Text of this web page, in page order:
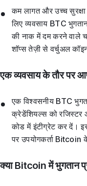
कम लागत और उच्च
लिए व्यवसाय BTC
की नाक में दम करने वाले
शॉप्स तेज़ी से वर्चुअल
एक व्यवसाय के तौर पर
एक विश्वसनीय BTC
क्रेडेंशियल्स को रजिस्टर
कोड में इंटीग्रेट कर दें।
पर उपयोगकर्ता Bitcoin
क्या Bitcoin में भुगतान